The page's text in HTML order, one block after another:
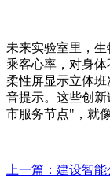
未来实验室里，
乘客心率，对身
柔性屏显示立体
音提示。这些创
市服务节点"，就
上一篇：建设智